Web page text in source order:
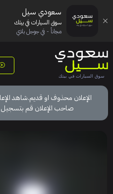
الإعلان محذوف او قديم.شاهد
صاحب الإعلان قم بتسجيل
سعودي سيل
سوق السيارات في بيتك
مجاناً - في جوجل بلاي